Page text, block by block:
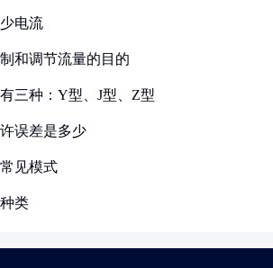
电流
和调节流量的目的
三种：Y型、J型、Z型
误差是多少
见模式
类